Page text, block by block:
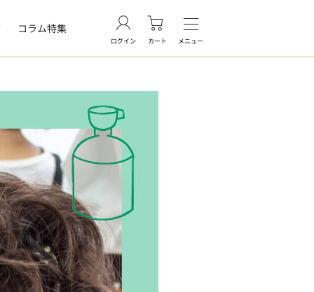
コラム特集
ログイン カート メニュー